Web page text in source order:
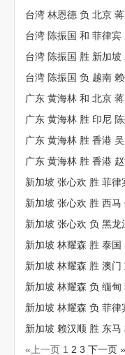
台湾 林恩德 负 北京 蒋
台湾 陈振国 和 菲律宾
台湾 陈振国 胜 新加坡
台湾 陈振国 负 越南
广东 黄海林 和 北京 蒋
广东 黄海林 胜 印尼
广东 黄海林 胜 香港
广东 黄海林 胜 香港
新加坡 张心欢 胜 菲律
新加坡 张心欢 胜 西马
新加坡 张心欢 负 黑龙
新加坡 林耀森 胜 泰国
新加坡 林耀森 胜 澳门
新加坡 林耀森 负 缅甸
新加坡 林耀森 负 菲律
新加坡 赖汉顺 胜 东马
«上一页 1 2 3 下一页 »